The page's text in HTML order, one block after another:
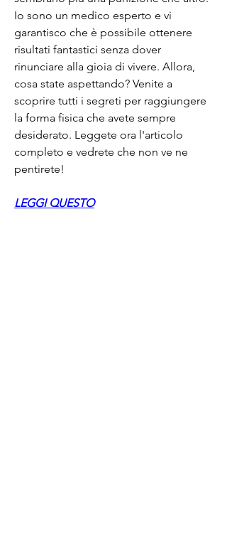
Io sono un medico esperto e vi
garantisco che è possibile ottenere
risultati fantastici senza dover
rinunciare alla gioia di vivere. Allora,
cosa state aspettando? Venite a
scoprire tutti i segreti per raggiungere
la forma fisica che avete sempre
desiderato. Leggete ora l'articolo
completo e vedrete che non ve ne
pentirete!
LEGGI QUESTO